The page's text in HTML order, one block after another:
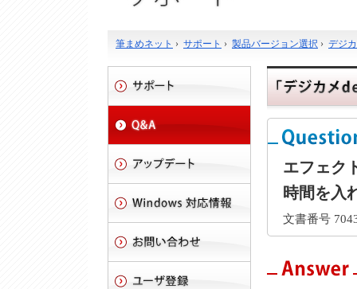
筆まめネット › サポート › 製品バージョン選択 › デジ
エフェク
時間を入
文書番号